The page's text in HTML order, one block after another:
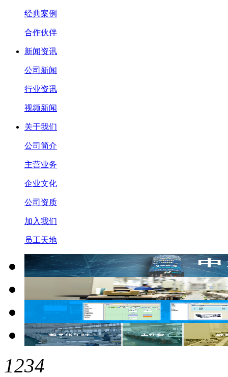
经典案例
合作伙伴
新闻资讯
公司新闻
行业资讯
视频新闻
关于我们
公司简介
主营业务
企业文化
公司资质
加入我们
员工天地
1234